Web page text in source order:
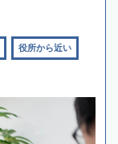
役所から近い